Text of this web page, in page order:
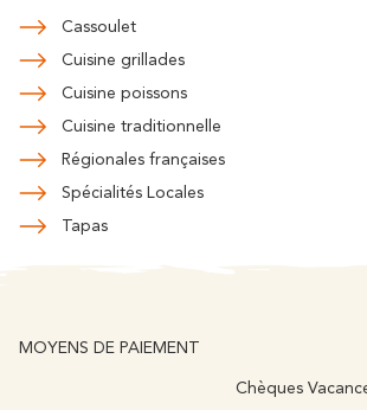
Cassoulet
Cuisine grillades
Cuisine poissons
Cuisine traditionnelle
Régionales françaises
Spécialités Locales
Tapas
MOYENS DE PAIEMENT
Chèques